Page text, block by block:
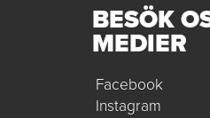
BESÖK
MEDIER
Facebook
Instagram